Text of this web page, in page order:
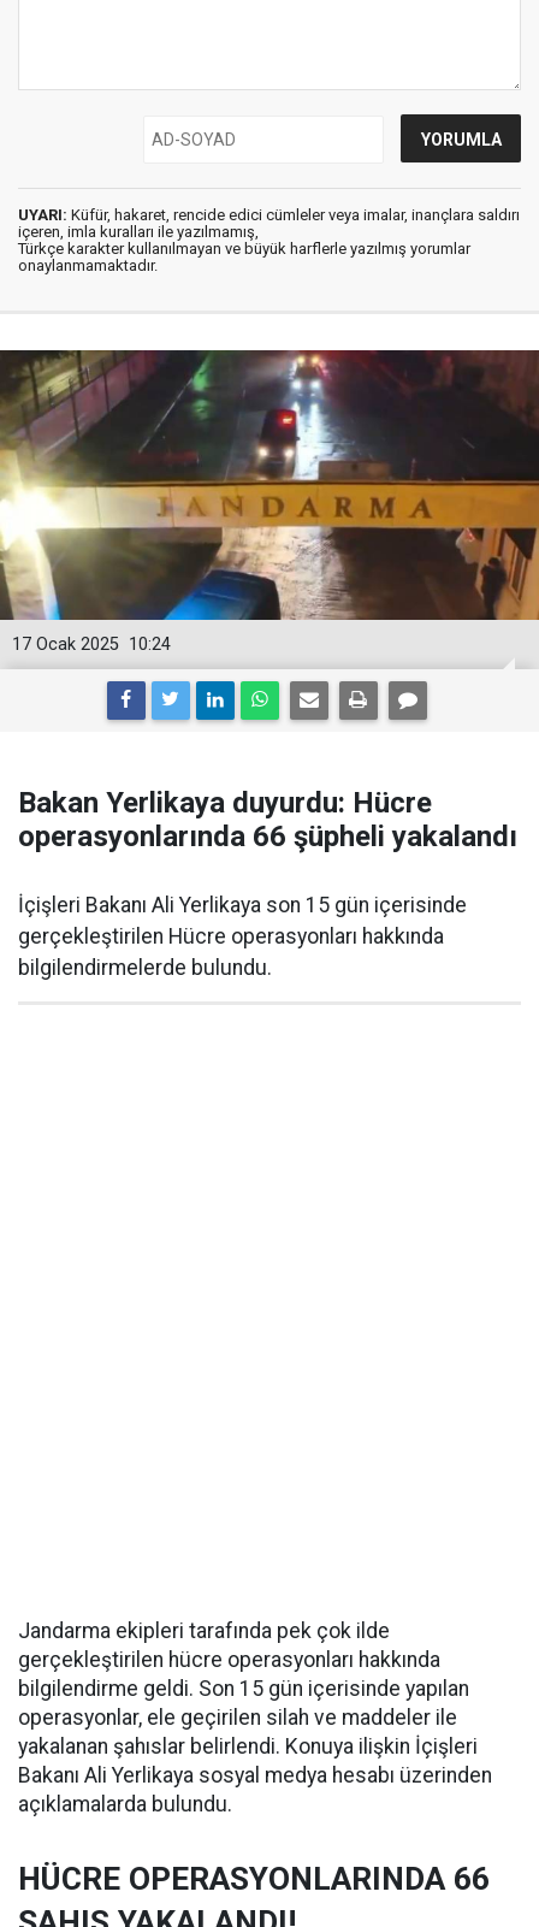
UYARI: Küfür, hakaret, rencide edici cümleler veya imalar, inançlara saldırı
içeren, imla kuralları ile yazılmamış,
Türkçe karakter kullanılmayan ve büyük harflerle yazılmış yorumlar
onaylanmamaktadır.
10:24
17 Ocak 2025
Bakan Yerlikaya duyurdu: Hücre
operasyonlarında 66 şüpheli yakalandı
İçişleri Bakanı Ali Yerlikaya son 15 gün içerisinde
gerçekleştirilen Hücre operasyonları hakkında
bilgilendirmelerde bulundu.
Jandarma ekipleri tarafında pek çok ilde
gerçekleştirilen hücre operasyonları hakkında
bilgilendirme geldi. Son 15 gün içerisinde yapılan
operasyonlar, ele geçirilen silah ve maddeler ile
yakalanan şahıslar belirlendi. Konuya ilişkin İçişleri
Bakanı Ali Yerlikaya sosyal medya hesabı üzerinden
açıklamalarda bulundu.
HÜCRE OPERASYONLARINDA 66